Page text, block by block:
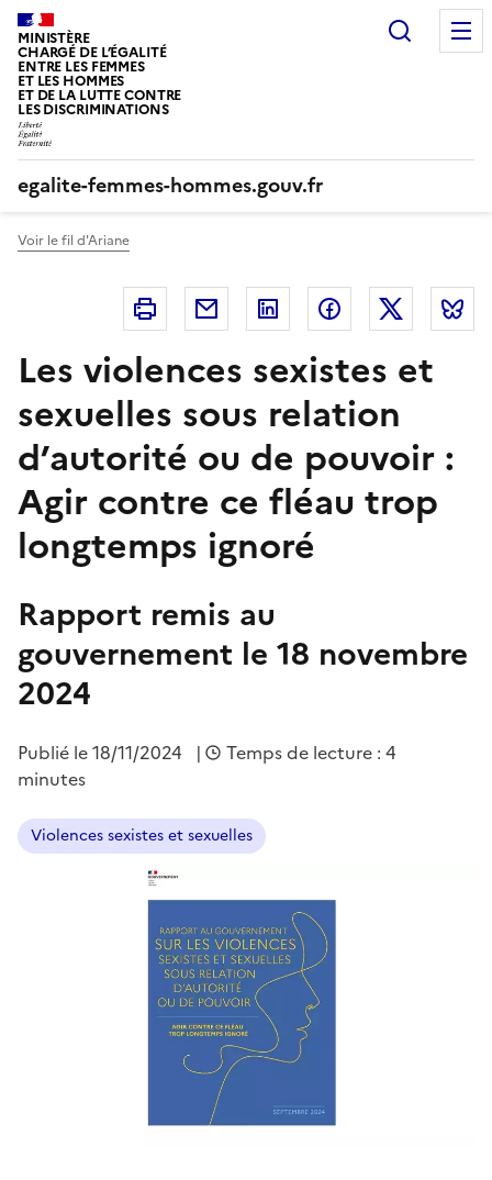
Panneau de gestion des cookies
MINISTÈRE
CHARGÉ DE L’ÉGALITÉ
ENTRE LES FEMMES
ET LES HOMMES
ET DE LA LUTTE CONTRE
LES DISCRIMINATIONS
egalite-femmes-hommes.gouv.fr
Voir le fil d'Ariane
Imprimer Courriel Linkedin FacebookTwitter
Les violences sexistes et
sexuelles sous relation
d’autorité ou de pouvoir :
Agir contre ce fléau trop
longtemps ignoré
Rapport remis au
gouvernement le 18 novembre
2024
Publié le18/11/2024 |
Temps de lecture : 4
minutes
Violences sexistes et sexuelles